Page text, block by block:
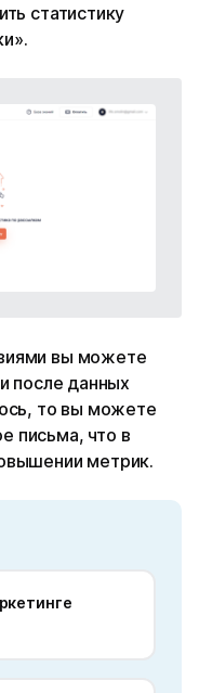
статистику
вы можете
после данных
то вы можете
письма, что в
метрик.